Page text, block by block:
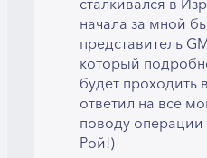
начала за мной
представитель
который
будет проходить
ответил на все
поводу
Рой!)